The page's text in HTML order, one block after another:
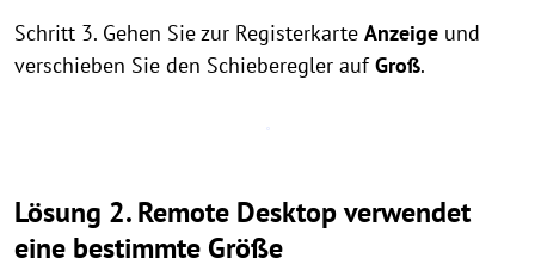
Schritt 3. Gehen Sie zur Registerkarte Anzeige und
verschieben Sie den Schieberegler aufGroß.
Lösung 2. Remote Desktop verwendet
eine bestimmte Größe